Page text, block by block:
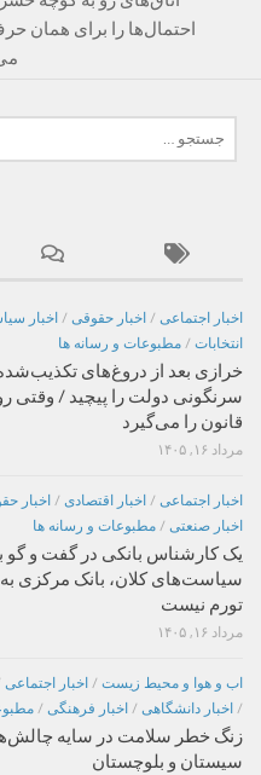
احتمال‌ها را برای
برای:
اخبار اجتماعی / اخبار حقوقی / اخبار
انتخابات / مطبوعات و رسانه ها
خرازی بعد از دروغ‌های
سرنگونی دولت را پیچید / وقتی
قانون را می‌گیرد
مرداد ۱۶, ۱۴۰۵
اخبار اجتماعی / اخبار اقتصادی / اخبار
اخبار صنعتی / مطبوعات و رسانه ها
یک کارشناس بانکی در گفت و گو
سیاست‌های کلان، بانک مرکزی به
تورم نیست
مرداد ۱۶, ۱۴۰۵
اب و هوا و محیط زیست / اخبار اجتماعی
/ اخبار دانشگاهی / اخبار فرهنگی /
زنگ خطر سلامت در سایه
سیستان و بلوچستان